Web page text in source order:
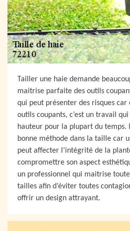
Tailler une haie demande
maitrise parfaite des outils
qui peut présenter des risques car
outils coupants, c’est un travail
hauteur pour la plupart du temps.
bonne méthode dans la taille car
peut affecter l’intégrité de la
compromettre son aspect
un professionnel qui maitrise
tailles afin d’éviter toutes
offrir un design attrayant.